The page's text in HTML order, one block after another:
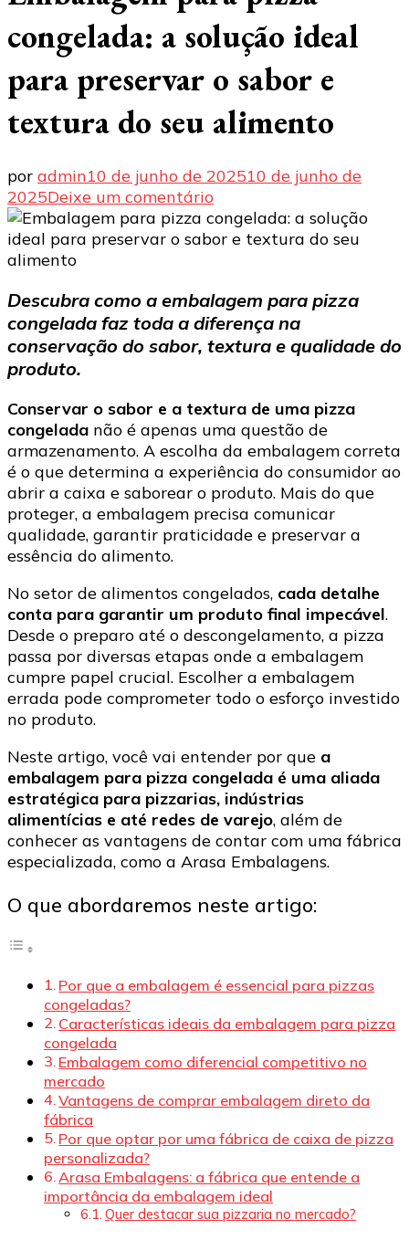
congelada: a solução ideal
para preservar o sabor e
textura do seu alimento
por admin10 de junho de 202510 de junho de
2025Deixe um comentárioem
Embalagem
para
a
solução
ideal
o
sabor
e
textura
do
seu
alimento
Descubra como a embalagem para pizza
congelada faz toda a diferença na
conservação do sabor, textura e qualidade do
produto.
Conservar o sabor e a textura de uma pizza
congelada não é apenas uma questão de
armazenamento. A escolha da embalagem correta
é o que determina a experiência do consumidor ao
abrir a caixa e saborear o produto. Mais do que
proteger, a embalagem precisa comunicar
qualidade, garantir praticidade e preservar a
essência do alimento.
No setor de alimentos congelados, cada detalhe
conta para garantir um produto final impecável.
Desde o preparo até o descongelamento, a pizza
passa por diversas etapas onde a embalagem
cumpre papel crucial. Escolher a embalagem
errada pode comprometer todo o esforço investido
no produto.
Neste artigo, você vai entender por que a
embalagem para pizza congelada é uma aliada
estratégica para pizzarias, indústrias
alimentícias e até redes de varejo, além de
conhecer as vantagens de contar com uma fábrica
especializada, como a Arasa Embalagens.
O que abordaremos neste artigo:
Por que a embalagem é essencial para pizzas
congeladas?
Características ideais da embalagem para pizza
congelada
Embalagem como diferencial competitivo no
mercado
Vantagens de comprar embalagem direto da
fábrica
Por que optar por uma fábrica de caixa de pizza
personalizada?
Arasa Embalagens: a fábrica que entende a
importância da embalagem ideal
Quer destacar sua pizzaria no mercado?